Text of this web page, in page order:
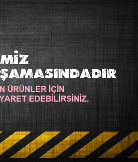
Alize SM-BB-954
ALIZE BABY BEST 954
52,00TL
STOKTA YOK